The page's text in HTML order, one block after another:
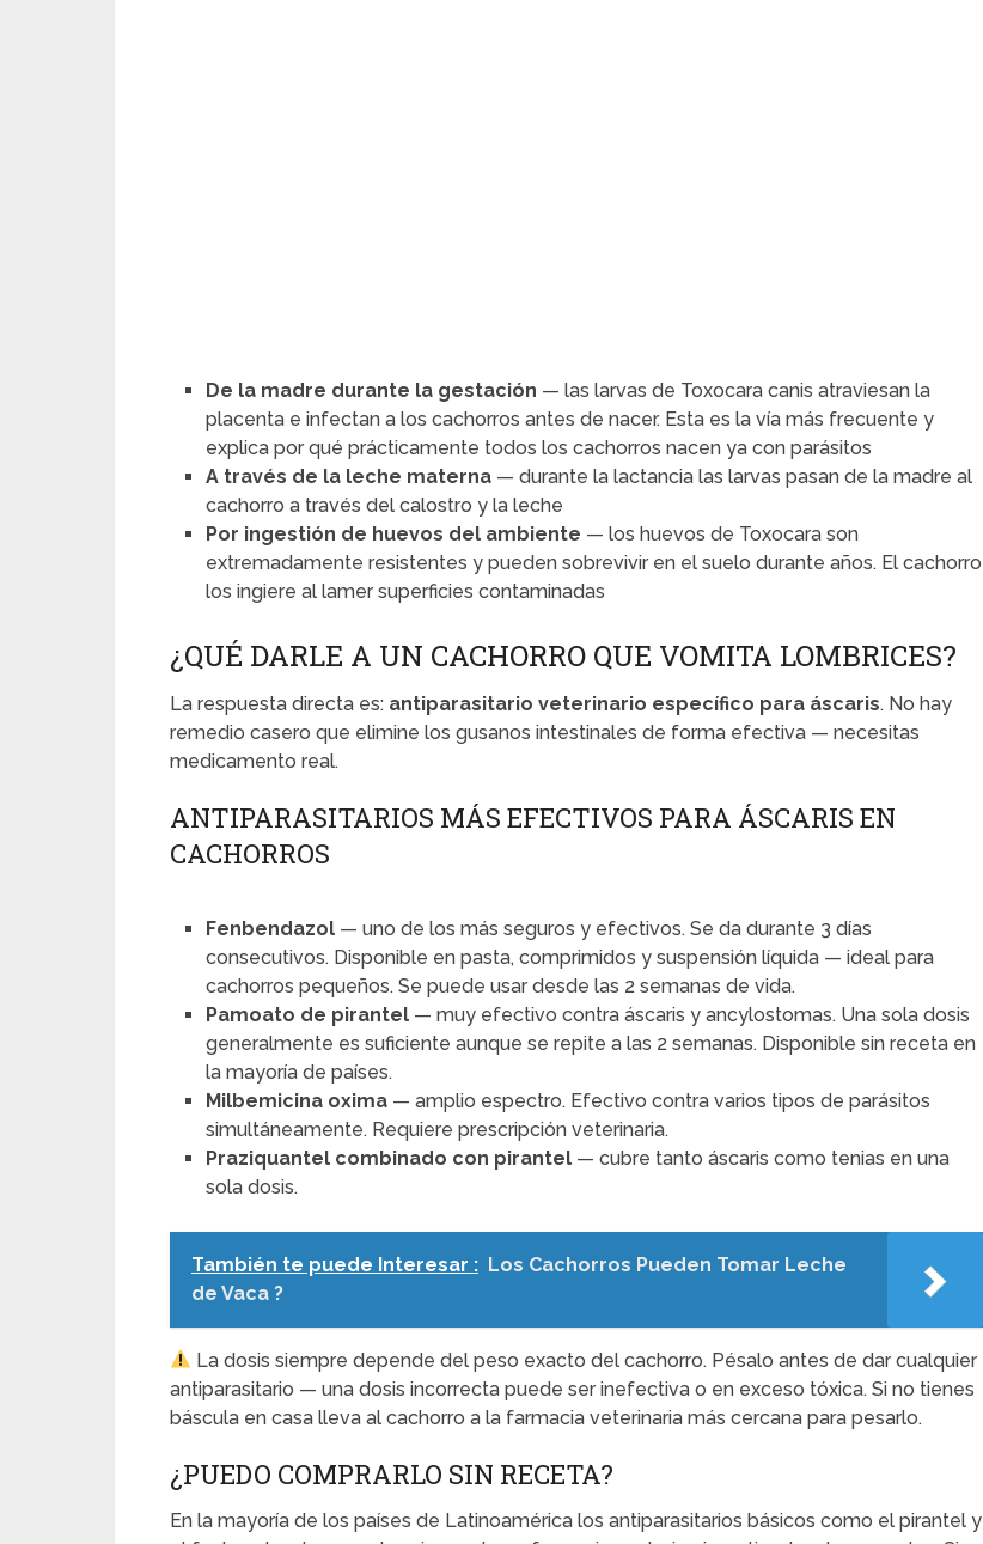
De la madre durante la gestación — las larvas de Toxocara canis atraviesan la
placenta e infectan a los cachorros antes de nacer. Esta es la vía más frecuente y
explica por qué prácticamente todos los cachorros nacen ya con parásitos
A través de la leche materna — durante la lactancia las larvas pasan de la madre al
cachorro a través del calostro y la leche
Por ingestión de huevos del ambiente — los huevos de Toxocara son
extremadamente resistentes y pueden sobrevivir en el suelo durante años. El cachorro
los ingiere al lamer superficies contaminadas
¿QUÉ DARLE A UN CACHORRO QUE VOMITA LOMBRICES?
La respuesta directa es: antiparasitario veterinario específico para áscaris. No hay
remedio casero que elimine los gusanos intestinales de forma efectiva — necesitas
medicamento real.
ANTIPARASITARIOS MÁS EFECTIVOS PARA ÁSCARIS EN
CACHORROS
Fenbendazol — uno de los más seguros y efectivos. Se da durante 3 días
consecutivos. Disponible en pasta, comprimidos y suspensión líquida — ideal para
cachorros pequeños. Se puede usar desde las 2 semanas de vida.
Pamoato de pirantel — muy efectivo contra áscaris y ancylostomas. Una sola dosis
generalmente es suficiente aunque se repite a las 2 semanas. Disponible sin receta en
la mayoría de países.
Milbemicina oxima — amplio espectro. Efectivo contra varios tipos de parásitos
simultáneamente. Requiere prescripción veterinaria.
Praziquantel combinado con pirantel — cubre tanto áscaris como tenias en una
sola dosis.
También te puede Interesar : Los Cachorros Pueden Tomar Leche
de Vaca ?
La dosis siempre depende del peso exacto del cachorro. Pésalo antes de dar cualquier
antiparasitario — una dosis incorrecta puede ser inefectiva o en exceso tóxica. Si no tienes
báscula en casa lleva al cachorro a la farmacia veterinaria más cercana para pesarlo.
¿PUEDO COMPRARLO SIN RECETA?
En la mayoría de los países de Latinoamérica los antiparasitarios básicos como el pirantel y